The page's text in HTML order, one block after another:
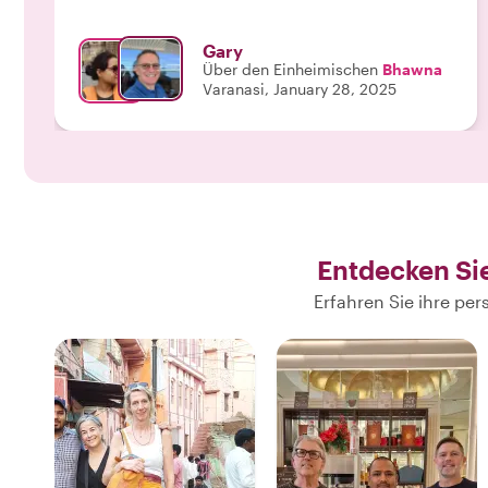
Gary
Über den Einheimischen Bhawna
Varanasi, January 28, 2025
Entdecken
Erfahren Sie ihre